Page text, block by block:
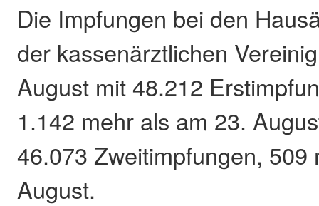
Die Impfungen bei den
der kassenärztlichen
August mit 48.212
1.142 mehr als am 23.
46.073 Zweitimpfungen, 509
August.